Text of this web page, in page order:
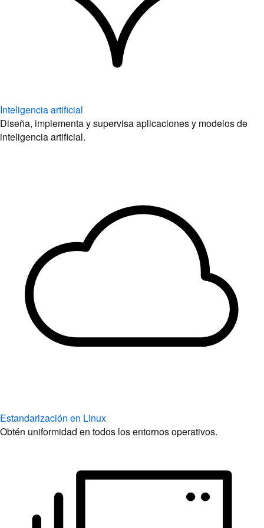
Inteligencia artificial
Diseña, implementa y supervisa aplicaciones y modelos de
inteligencia artificial.
Estandarización en Linux
Obtén uniformidad en todos los entornos operativos.